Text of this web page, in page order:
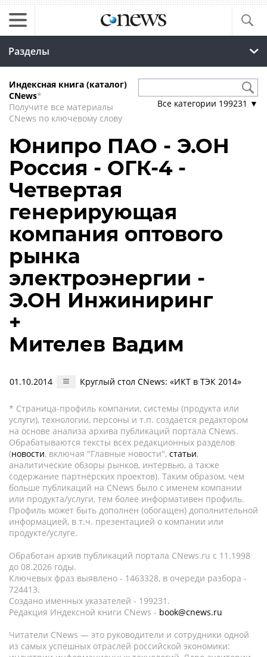
Разделы
Индексная книга (каталог)
CNews*
Получите все материалы
CNews по ключевому слову
Все категории 199231 ▼
Юнипро ПАО - Э.ОН
Россия - ОГК-4 -
Четвертая
генерирующая
компания оптового
рынка
электроэнергии -
Э.ОН Инжиниринг
+
Мителев Вадим
01.10.2014 Круглый стол CNews: «ИКТ в ТЭК 2014»
* Страница-профиль компании, системы (продукта или
услуги), технологии, персоны и т.п. создается редактором
на основе анализа архива публикаций портала CNews.
Обрабатываются тексты всех редакционных разделов
(новости, включая "Главные новости", статьи,
аналитические обзоры рынков, интервью, а также
содержание партнёрских проектов). Таким образом, чем
больше публикаций на CNews было с именем компании
или продукта/услуги, тем более информативен профиль.
Профиль может быть дополнен (обогащен) дополнительной
информацией, в т.ч. презентацией о компании или
продукте/услуге.
Обработан архив публикаций портала CNews.ru c 11.1998
до 08.2026 годы.
Ключевых фраз выявлено - 1463328, в очереди разбора -
724413.
Создано именных указателей - 199231.
Редакция Индексной книги CNews - book@cnews.ru
Читатели CNews — это руководители и сотрудники одной
из самых успешных отраслей российской экономики: